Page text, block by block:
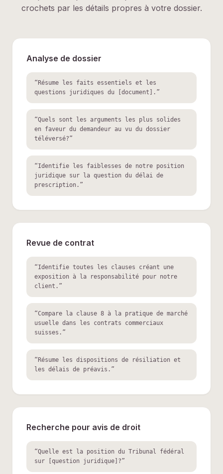
crochets par les détails propres à votre dossier.
Analyse de dossier
“ Résume les faits essentiels et les
questions juridiques du [document]. ”
“Quels sont les arguments les plus solides
en faveur du demandeur au vu du dossier
téléversé?”
“Identifie les faiblesses de notre position
juridique sur la question du délai de
prescription. ”
Revue de contrat
“Identifie toutes les clauses créant une
exposition à la responsabilité pour notre
client. ”
“Compare la clause 8 à la pratique de marché
usuelle dans les contrats commerciaux
suisses. ”
“ Résume les dispositions de résiliation et
les délais de préavis. ”
Recherche pour avis de droit
“Quelle est la position du Tribunal fédéral
sur [question juridique]?”